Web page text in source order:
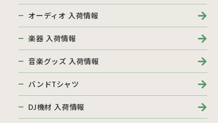
オーディオ 入荷情報
楽器 入荷情報
音楽グッズ 入荷情報
バンドTシャツ
DJ機材 入荷情報